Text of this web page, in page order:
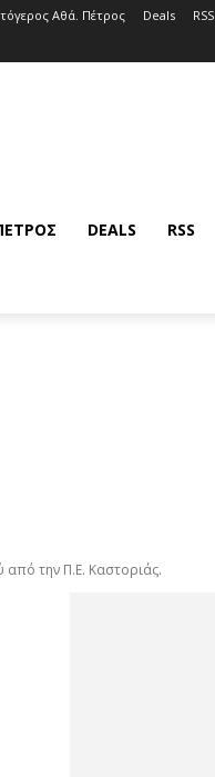
Αθά. Πέτρος Deals RSS
DEALS RSS
την Π.Ε. Καστοριάς.